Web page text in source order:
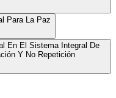
Para La Paz
En El Sistema Integral De
Y No Repetición